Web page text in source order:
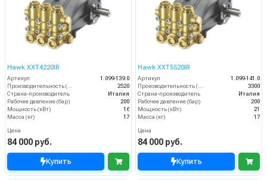
Hawk XXT4220IR
Артикул
1.099-139.0
2520
Страна-производитель
Италия
Рабочее давление (бар)
200
Мощность (кВт)
16
Масса (кг)
17
Цена
84 000 руб.
Купить
Hawk XXT5520IR
Артикул
1.099-141.0
3300
Страна-производитель
Италия
Рабочее давление (бар)
200
Мощность (кВт)
21
Масса (кг)
17
Цена
84 000 руб.
Купить